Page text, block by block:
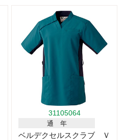
31105064
通 年
ベルデクセルスクラブ Ｖ